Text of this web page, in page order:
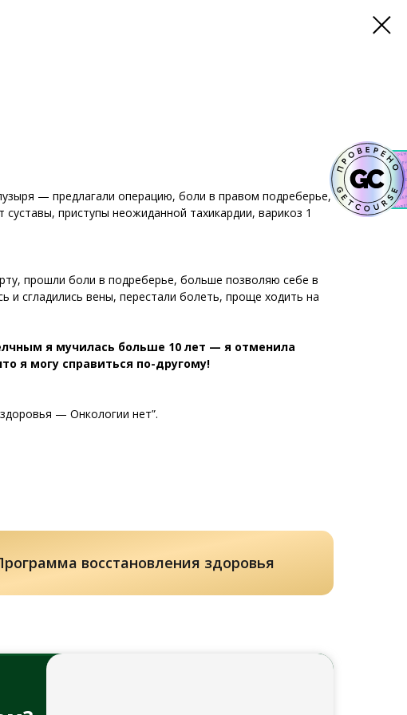
— предлагали операцию, боли в правом подреберье,
приступы неожиданной тахикардии, варикоз 1
прошли боли в подреберье, больше позволяю себе в
сгладились вены, перестали болеть, проще ходить на
я мучилась больше 10 лет — я отменила
я могу справиться по-другому!
— Онкологии нет”.
восстановления здоровья